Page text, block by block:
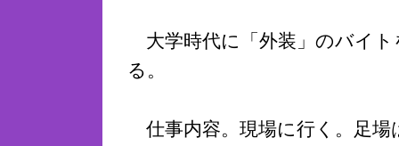
大学時代に「外装」のバイ
る。
仕事内容。現場に行く。足場